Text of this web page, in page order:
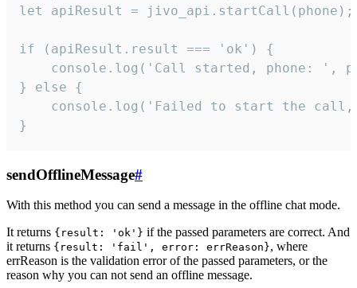
let apiResult = jivo_api.startCall(phone);
if (apiResult.result === 'ok') {
console.log('Call started, phone: ',
} else {
console.log('Failed to start the
}
sendOfflineMessage#
With this method you can send a message in the offline chat mode.
It returns {result: 'ok'} if the passed parameters are correct. And
it returns {result: 'fail', error: errReason}, where
errReason is the validation error of the passed parameters, or the
reason why you can not send an offline message.